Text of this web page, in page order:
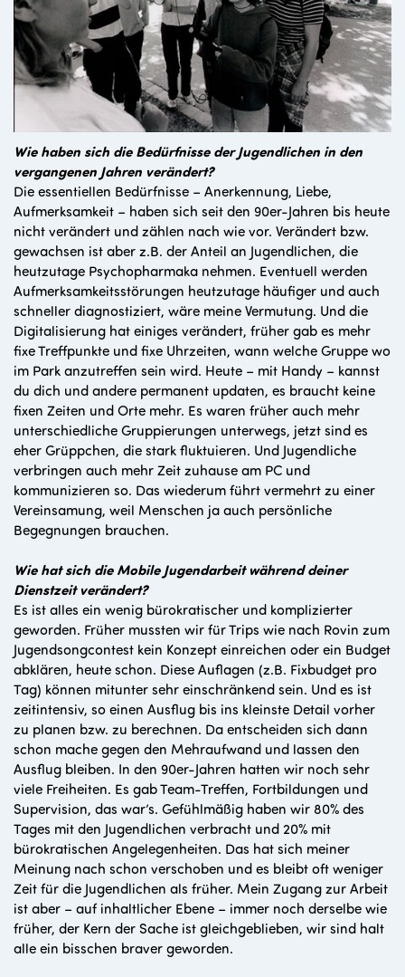
Wie haben sich die Bedürfnisse der Jugendlichen in den
vergangenen Jahren verändert?
Die essentiellen Bedürfnisse – Anerkennung, Liebe,
Aufmerksamkeit – haben sich seit den 90er-Jahren bis heute
nicht verändert und zählen nach wie vor. Verändert bzw.
gewachsen ist aber z.B. der Anteil an Jugendlichen, die
heutzutage Psychopharmaka nehmen. Eventuell werden
Aufmerksamkeitsstörungen heutzutage häufiger und auch
schneller diagnostiziert, wäre meine Vermutung. Und die
Digitalisierung hat einiges verändert, früher gab es mehr
fixe Treffpunkte und fixe Uhrzeiten, wann welche Gruppe wo
im Park anzutreffen sein wird. Heute – mit Handy – kannst
du dich und andere permanent updaten, es braucht keine
fixen Zeiten und Orte mehr. Es waren früher auch mehr
unterschiedliche Gruppierungen unterwegs, jetzt sind es
eher Grüppchen, die stark fluktuieren. Und Jugendliche
verbringen auch mehr Zeit zuhause am PC und
kommunizieren so. Das wiederum führt vermehrt zu einer
Vereinsamung, weil Menschen ja auch persönliche
Begegnungen brauchen.
Wie hat sich die Mobile Jugendarbeit während deiner
Dienstzeit verändert?
Es ist alles ein wenig bürokratischer und komplizierter
geworden. Früher mussten wir für Trips wie nach Rovin zum
Jugendsongcontest kein Konzept einreichen oder ein Budget
abklären, heute schon. Diese Auflagen (z.B. Fixbudget pro
Tag) können mitunter sehr einschränkend sein. Und es ist
zeitintensiv, so einen Ausflug bis ins kleinste Detail vorher
zu planen bzw. zu berechnen. Da entscheiden sich dann
schon mache gegen den Mehraufwand und lassen den
Ausflug bleiben. In den 90er-Jahren hatten wir noch sehr
viele Freiheiten. Es gab Team-Treffen, Fortbildungen und
Supervision, das war’s. Gefühlmäßig haben wir 80% des
Tages mit den Jugendlichen verbracht und 20% mit
bürokratischen Angelegenheiten. Das hat sich meiner
Meinung nach schon verschoben und es bleibt oft weniger
Zeit für die Jugendlichen als früher. Mein Zugang zur Arbeit
ist aber – auf inhaltlicher Ebene – immer noch derselbe wie
früher, der Kern der Sache ist gleichgeblieben, wir sind halt
alle ein bisschen braver geworden.